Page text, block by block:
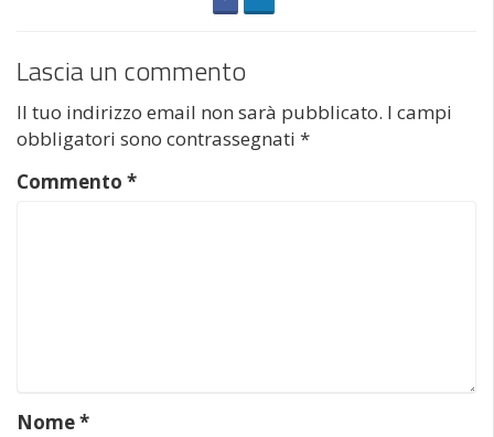
Lascia un commento
Il tuo indirizzo email non sarà pubblicato. I campi
obbligatori sono contrassegnati *
Commento *
Nome*